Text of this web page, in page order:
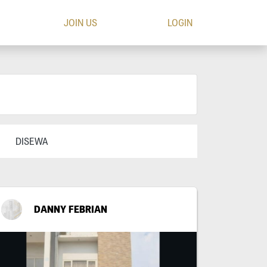
JOIN US LOGIN
DISEWA
DANNY FEBRIAN